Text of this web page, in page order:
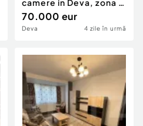
camere in Deva, zona I.
Traian, parter,
70.000 eur
Deva 4 zile în urmă